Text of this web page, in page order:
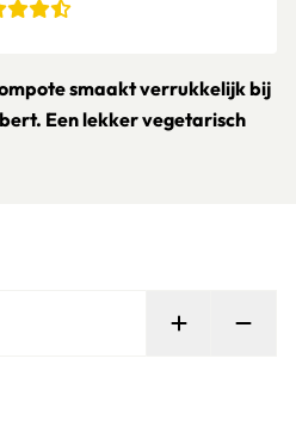
smaakt verrukkelijk bij
Een lekker vegetarisch
Persoon